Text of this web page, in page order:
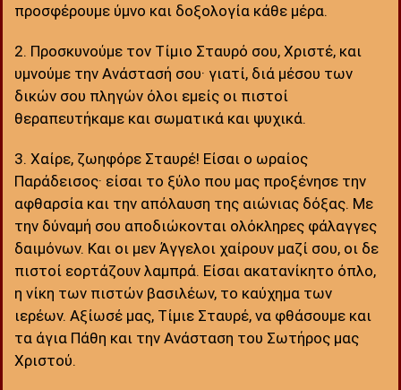
προσφέρουμε ύμνο και δοξολογία κάθε μέρα.
2. Προσκυνούμε τον Τίμιο Σταυρό σου, Χριστέ, και
υμνούμε την Ανάστασή σου· γιατί, διά μέσου των
δικών σου πληγών όλοι εμείς οι πιστοί
θεραπευτήκαμε και σωματικά και ψυχικά.
3. Χαίρε, ζωηφόρε Σταυρέ! Είσαι ο ωραίος
Παράδεισος· είσαι το ξύλο που μας προξένησε την
αφθαρσία και την απόλαυση της αιώνιας δόξας. Με
την δύναμή σου αποδιώκονται ολόκληρες φάλαγγες
δαιμόνων. Και οι μεν Άγγελοι χαίρουν μαζί σου, οι δε
πιστοί εορτάζουν λαμπρά. Είσαι ακατανίκητο όπλο,
η νίκη των πιστών βασιλέων, το καύχημα των
ιερέων. Αξίωσέ μας, Τίμιε Σταυρέ, να φθάσουμε και
τα άγια Πάθη και την Ανάσταση του Σωτήρος μας
Χριστού.